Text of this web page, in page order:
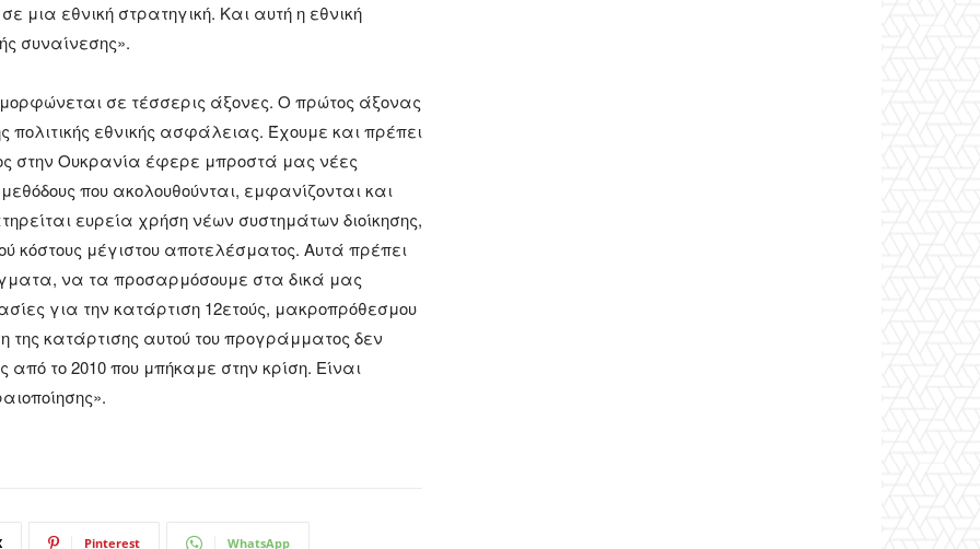
μια εθνική στρατηγική. Και αυτή η εθνική
συναίνεσης».
σε τέσσερις άξονες. Ο πρώτος άξονας
πολιτικής εθνικής ασφάλειας. Έχουμε και πρέπει
στην Ουκρανία έφερε μπροστά μας νέες
που ακολουθούνται, εμφανίζονται και
ευρεία χρήση νέων συστημάτων διοίκησης,
κόστους μέγιστου αποτελέσματος. Αυτά πρέπει
να τα προσαρμόσουμε στα δικά μας
για την κατάρτιση 12ετούς, μακροπρόθεσμου
κατάρτισης αυτού του προγράμματος δεν
το 2010 που μπήκαμε στην κρίση. Είναι
Pinterest WhatsApp